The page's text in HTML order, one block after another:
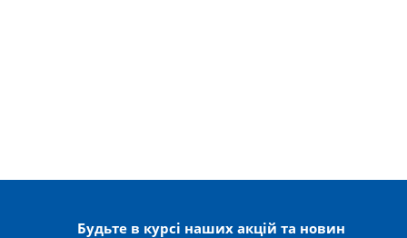
Будьте в курсі наших акцій та новин